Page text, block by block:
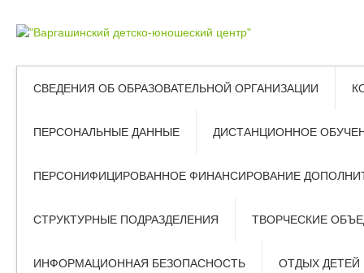
СВЕДЕНИЯ ОБ ОБРАЗОВАТЕЛЬНОЙ ОРГАНИЗАЦИИ
ПЕРСОНАЛЬНЫЕ ДАННЫЕ ДИСТАНЦИОННОЕ
ПЕРСОНИФИЦИРОВАННОЕ ФИНАНСИРОВАНИЕ
СТРУКТУРНЫЕ ПОДРАЗДЕЛЕНИЯ ТВОРЧЕСКИЕ
ИНФОРМАЦИОННАЯ БЕЗОПАСНОСТЬ ОТДЫХ ДЕТЕЙ